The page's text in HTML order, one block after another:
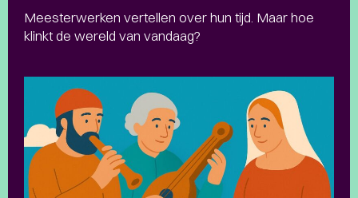
Meesterwerken vertellen over hun tijd. Maar hoe
klinkt de wereld van vandaag?